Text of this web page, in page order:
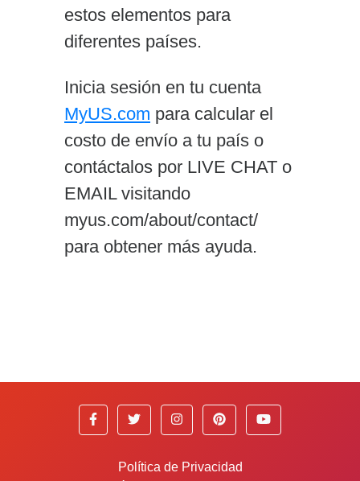
estos elementos para
diferentes países.
Inicia sesión en tu cuenta
MyUS.com para calcular el
costo de envío a tu país o
contáctalos por LIVE CHAT o
EMAIL visitando
myus.com/about/contact/
para obtener más ayuda.
Política de Privacidad